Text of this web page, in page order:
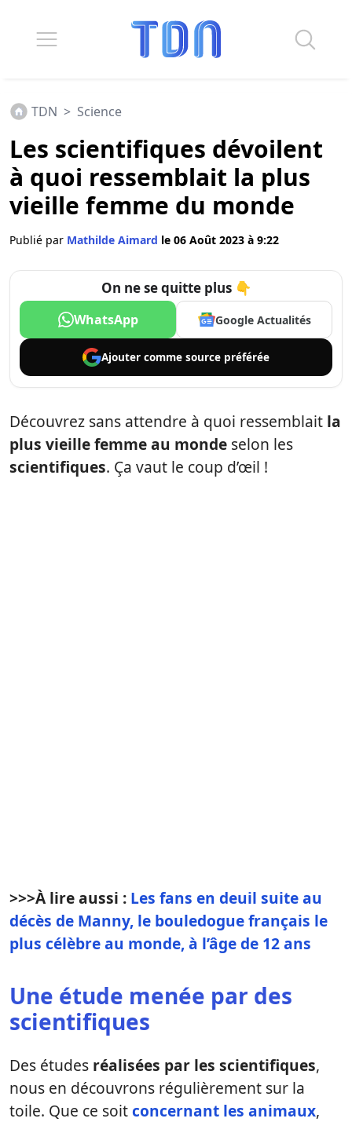
TDN > Science
Les scientifiques dévoilent
à quoi ressemblait la plus
vieille femme du monde
Publié par Mathilde Aimard le 06 Août 2023 à 9:22
On ne se quitte plus 👇
WhatsApp Google Actualités
Ajouter comme source préférée
Découvrez sans attendre à quoi ressemblait la
plus vieille femme au monde selon les
scientifiques. Ça vaut le coup d’œil !
>>>À lire aussi : Les fans en deuil suite au
décès de Manny, le bouledogue français le
plus célèbre au monde, à l’âge de 12 ans
Une étude menée par des
scientifiques
Des études réalisées par les scientifiques,
nous en découvrons régulièrement sur la
toile. Que ce soitconcernant les animaux,